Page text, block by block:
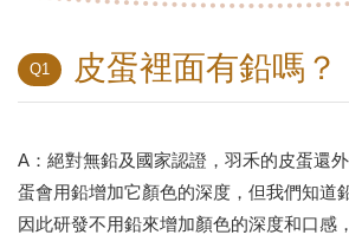
Q1 皮蛋裡面有鉛嗎？
A：絕對無鉛及國家認證，羽禾的皮蛋還
蛋會用鉛增加它顏色的深度，但我們知道
因此研發不用鉛來增加顏色的深度和口感